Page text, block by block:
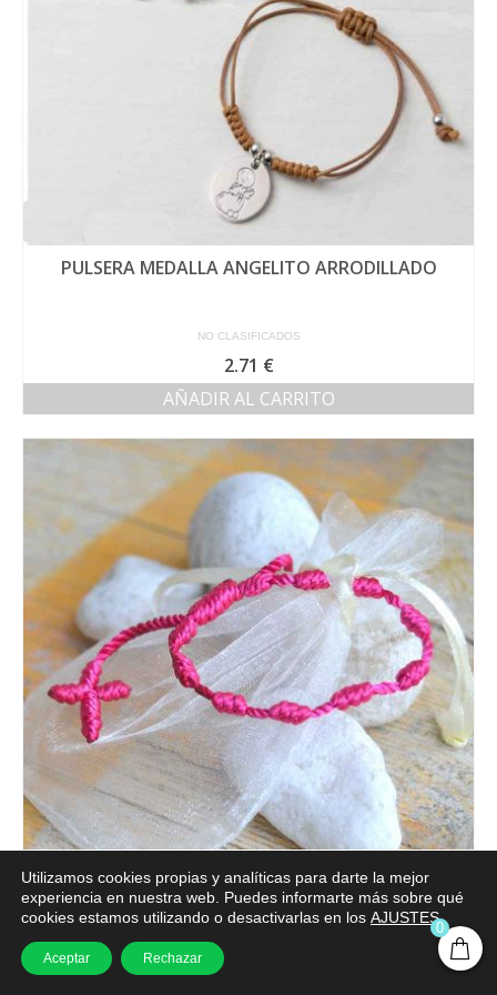
la
PULSERA MEDALLA ANGELITO ARRODILLADO
NO CLASIFICADOS
2.71 €
AÑADIR AL CARRITO
PULSERAS CRUZ MACRAMÉ
0
Utilizamos cookies propias y analíticas para darte la mejor
experiencia en nuestra web. Puedes informarte más sobre qué
cookies estamos utilizando o desactivarlas en los AJUSTES.
Aceptar Rechazar